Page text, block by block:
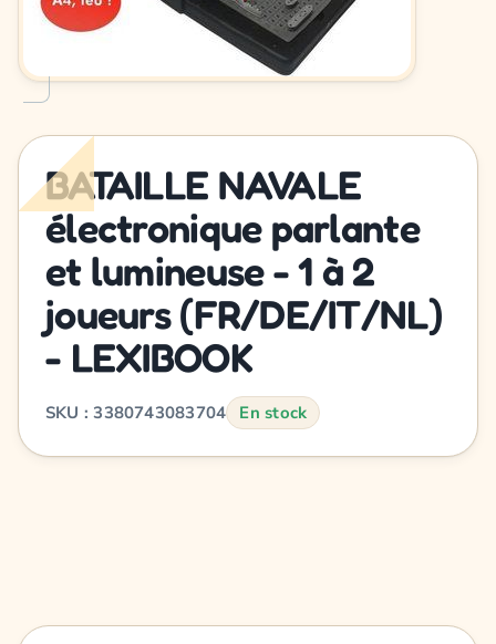
BATAILLE NAVALE
électronique parlante
et lumineuse - 1 à 2
joueurs (FR/DE/IT/NL)
- LEXIBOOK
SKU : 3380743083704 En stock